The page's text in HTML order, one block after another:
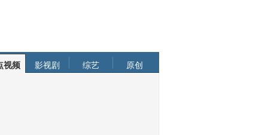
视频 影视剧 综艺 原创